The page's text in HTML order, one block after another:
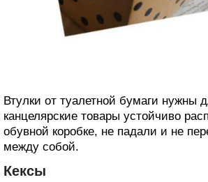
Втулки от туалетной бумаги нужны
канцелярские товары устойчиво
обувной коробке, не падали и не
между собой.
Кексы